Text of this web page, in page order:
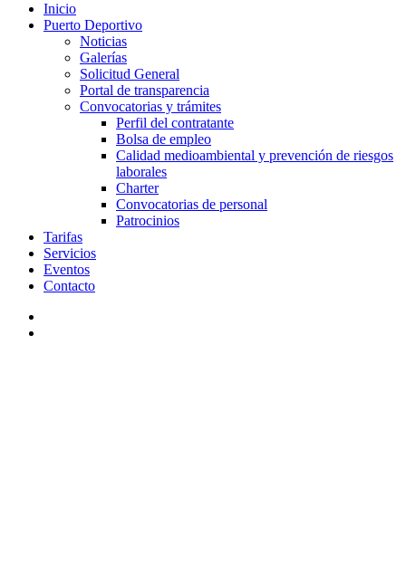
Inicio
Puerto Deportivo
Noticias
Galerías
Solicitud General
Portal de transparencia
Convocatorias y trámites
Perfil del contratante
Bolsa de empleo
Calidad medioambiental y prevención de riesgos
laborales
Charter
Convocatorias de personal
Patrocinios
Tarifas
Servicios
Eventos
Contacto